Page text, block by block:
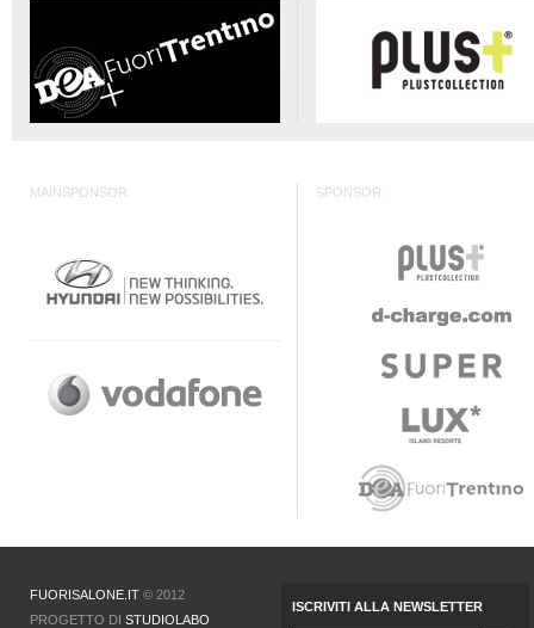
MAINSPONSOR: SPONSOR:
FUORISALONE.IT © 2012
PROGETTO DI STUDIOLABO
ISCRIVITI ALLA NEWSLETTER